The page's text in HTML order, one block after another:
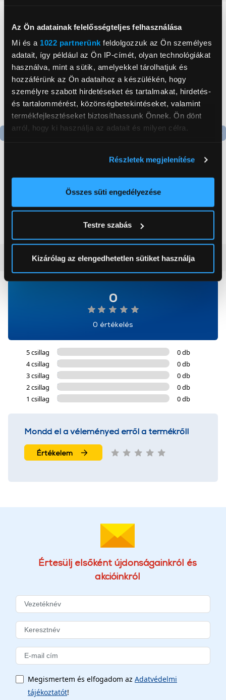
Az Ön adatainak felelősségteljes felhasználása
Mi és a 1022 partnerünk feldolgozzuk az Ön személyes
adatait, így például az Ön IP-címét, olyan technológiákat
használva, mint a sütik, amelyekkel tárolhatjuk és
hozzáférünk az Ön adataihoz a készülékén, hogy
személyre szabott hirdetéseket és tartalmakat, hirdetés-
és tartalommérést, közönségbetekintéseket, valamint
termékfejlesztéseket biztosíthassunk Önnek. Ön dönt
arról, hogy ki használja az adatait és milyen célra.
elhelyezkedéséről pár méteres pontossággal
Az Ön készülékén beazonosítása annak konkrét
módjairól és adja meg preferenciáit aRészletek
pontban. Bármikor módosíthatja vagy visszavonhatja a
Sütinyilatkozathoz való hozzájárulását.
cookie-k személyazonosítására nem alkalmasak,
szolgáltatásaink biztosításához szükségesek. Az oldal
használatával Ön elfogadja a cookie-k használatát.
Részletek megjelenítése
Összes süti engedélyezése
Testre szabás
Kizárólag az elengedhetetlen sütiket használja
by side hűtőszekrény
Alulfagyasztós
Vásárlói vélemények(0)
0
0 értékelés
5 csillag
0 db
4 csillag
0 db
3 csillag
0 db
2 csillag
0 db
1 csillag
0 db
Mondd el a véleményed erről a termékről!
Értékelem
Értesülj elsőként újdonságainkról és
akcióinkról
Megismertem és elfogadom az Adatvédelmi
tájékoztatót!